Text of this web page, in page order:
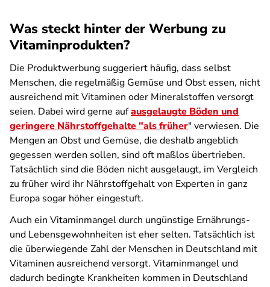
Was steckt hinter der Werbung zu
Vitaminprodukten?
Die Produktwerbung suggeriert häufig, dass selbst
Menschen, die regelmäßig Gemüse und Obst essen, nicht
ausreichend mit Vitaminen oder Mineralstoffen versorgt
seien. Dabei wird gerne aufausgelaugte Böden und
geringere Nährstoffgehalte "als früher" verwiesen. Die
Mengen an Obst und Gemüse, die deshalb angeblich
gegessen werden sollen, sind oft maßlos übertrieben.
Tatsächlich sind die Böden nicht ausgelaugt, im Vergleich
zu früher wird ihr Nährstoffgehalt von Experten in ganz
Europa sogar höher eingestuft.
Auch ein Vitaminmangel durch ungünstige Ernährungs-
und Lebensgewohnheiten ist eher selten. Tatsächlich ist
die überwiegende Zahl der Menschen in Deutschland mit
Vitaminen ausreichend versorgt. Vitaminmangel und
dadurch bedingte Krankheiten kommen in Deutschland